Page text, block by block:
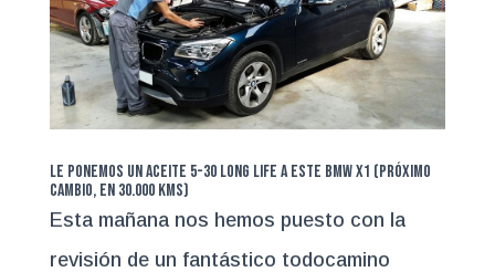
Le ponemos un aceite 5-30 Long Life a este BMW X1 (próximo
cambio, en 30.000 kms)
Esta mañana nos hemos puesto con la
revisión de un fantástico todocamino